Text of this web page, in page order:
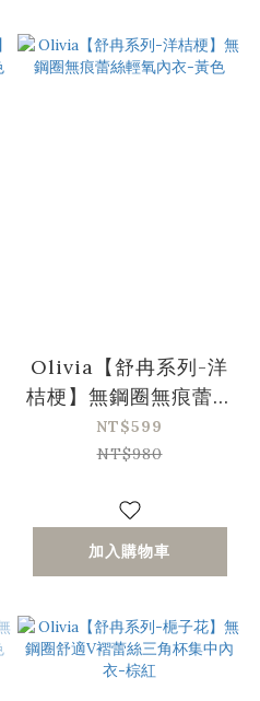
Olivia【舒冉系列-洋
桔梗】無鋼圈無痕蕾絲
輕氧內衣-黃色
NT$599
NT$980
加入購物車